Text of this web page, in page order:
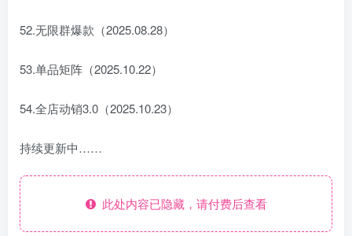
52.无限群爆款（2025.08.28）
53.单品矩阵（2025.10.22）
54.全店动销3.0（2025.10.23）
持续更新中……
此处内容已隐藏，请付费后查看